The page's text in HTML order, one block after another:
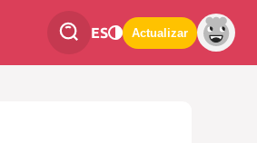
ES Actualizar